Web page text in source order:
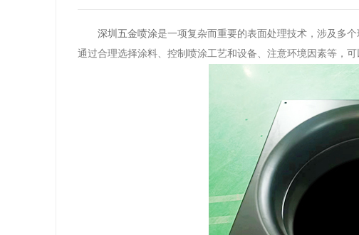
深圳五金喷涂是一项复杂而重要的表面处理技术，涉及多个
通过合理选择涂料、控制喷涂工艺和设备、注意环境因素等，